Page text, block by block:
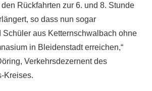
Rückfahrten zur 6. und 8. Stunde
so dass nun sogar
Schüler aus Ketternschwalbach ohne
in Bleidenstadt erreichen,“
Verkehrsdezernent des
Kreises.